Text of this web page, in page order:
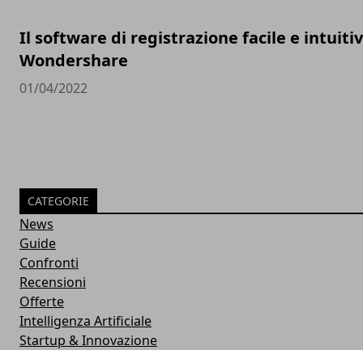
Il software di registrazione facile e
Wondershare
01/04/2022
CATEGORIE
News
Guide
Confronti
Recensioni
Offerte
Intelligenza Artificiale
Startup & Innovazione